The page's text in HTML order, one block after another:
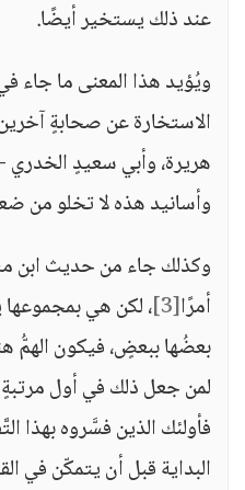
عند ذلك يستخير أيضًا.
ويُؤيد هذا المعنى ما
هريرة، وأبي سعيدٍ الخدري
وأسانيد هذه لا تخلو من
أمرًا[3] ، لكن هي
بعضُها ببعضٍ، فيكون الهمُّ
لمن جعل ذلك في أول مرتبةٍ
فأولئك الذين فسَّروه بهذا
البداية قبل أن يتمكّن في